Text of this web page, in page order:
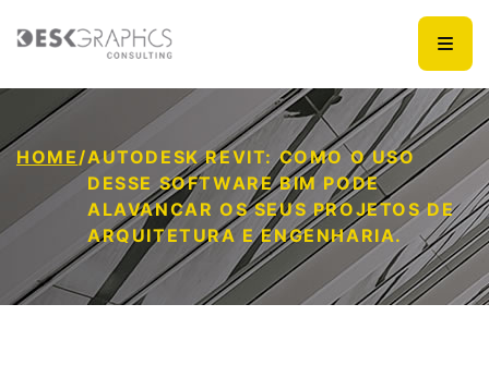
HOME/AUTODESK REVIT: COMO O USO
DESSE SOFTWARE BIM PODE
ALAVANCAR OS SEUS PROJETOS DE
ARQUITETURA E ENGENHARIA.